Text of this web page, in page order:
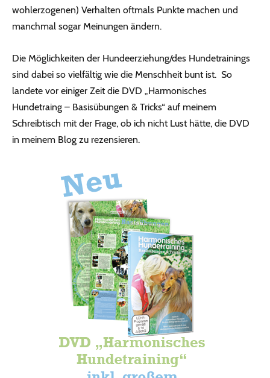
wohlerzogenen) Verhalten oftmals Punkte machen und
manchmal sogar Meinungen ändern.
Die Möglichkeiten der Hundeerziehung/des Hundetrainings
sind dabei so vielfältig wie die Menschheit bunt ist. So
landete vor einiger Zeit die DVD „Harmonisches
Hundetraing – Basisübungen & Tricks“ auf meinem
Schreibtisch mit der Frage, ob ich nicht Lust hätte, die DVD
in meinem Blog zu rezensieren.